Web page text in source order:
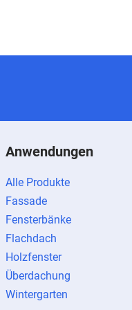
Anwendungen
Alle Produkte
Fassade
Fensterbänke
Flachdach
Holzfenster
Überdachung
Wintergarten